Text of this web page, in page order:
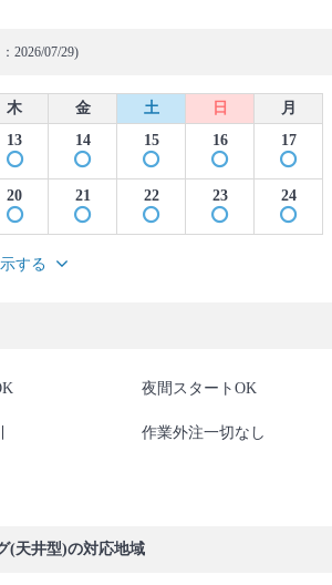
2026/07/29)
木 金 土 日
月
13 14 15 16 17
20 21 22 23 24
する
夜間スタートOK
作業外注一切なし
(天井型)の対応地域